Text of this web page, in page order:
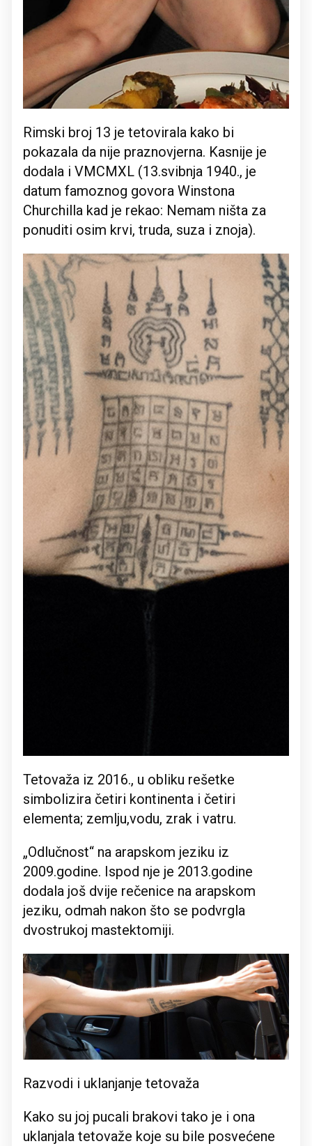
Rimski broj 13 je tetovirala kako bi
pokazala da nije praznovjerna. Kasnije je
dodala i VMCMXL (13.svibnja 1940., je
datum famoznog govora Winstona
Churchilla kad je rekao: Nemam ništa za
ponuditi osim krvi, truda, suza i znoja).
Tetovaža iz 2016., u obliku rešetke
simbolizira četiri kontinenta i četiri
elementa; zemlju,vodu, zrak i vatru.
„Odlučnost“ na arapskom jeziku iz
2009.godine. Ispod nje je 2013.godine
dodala još dvije rečenice na arapskom
jeziku, odmah nakon što se podvrgla
dvostrukoj mastektomiji.
Razvodi i uklanjanje tetovaža
Kako su joj pucali brakovi tako je i ona
uklanjala tetovaže koje su bile posvećene